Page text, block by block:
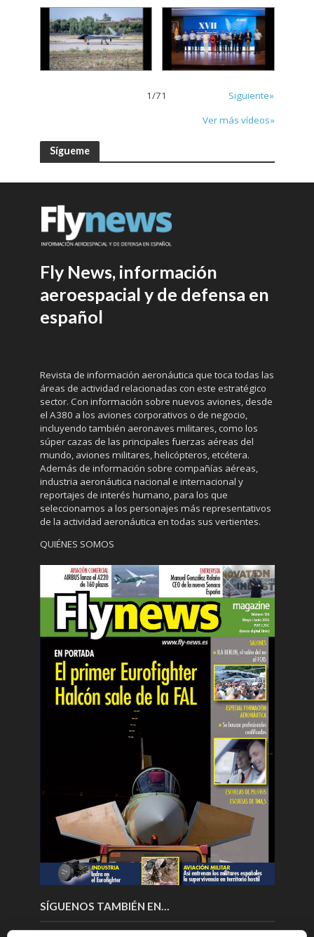
1/71
Siguiente»
Ver más vídeos»
Sígueme
Fly News, información
aeroespacial y de defensa en
español
Revista de información aeronáutica que toca todas las
áreas de actividad relacionadas con este estratégico
sector. Con información sobre nuevos aviones, desde
el A380 a los aviones corporativos o de negocio,
incluyendo también aeronaves militares, como los
súper cazas de las principales fuerzas aéreas del
mundo, aviones militares, helicópteros, etcétera.
Además de información sobre compañías aéreas,
industria aeronáutica nacional e internacional y
reportajes de interés humano, para los que
seleccionamos a los personajes más representativos
de la actividad aeronáutica en todas sus vertientes.
QUIÉNES SOMOS
SÍGUENOS TAMBIÉN EN…